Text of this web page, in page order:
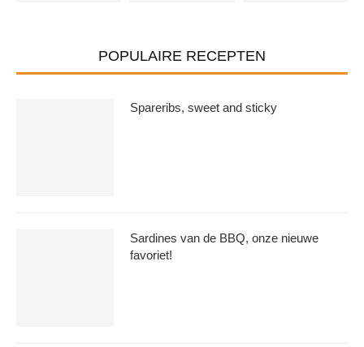
POPULAIRE RECEPTEN
Spareribs, sweet and sticky
Sardines van de BBQ, onze nieuwe
favoriet!